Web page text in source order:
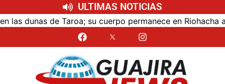
ULTIMAS NOTICIAS
de Taroa; su cuerpo permanece en Riohacha a la